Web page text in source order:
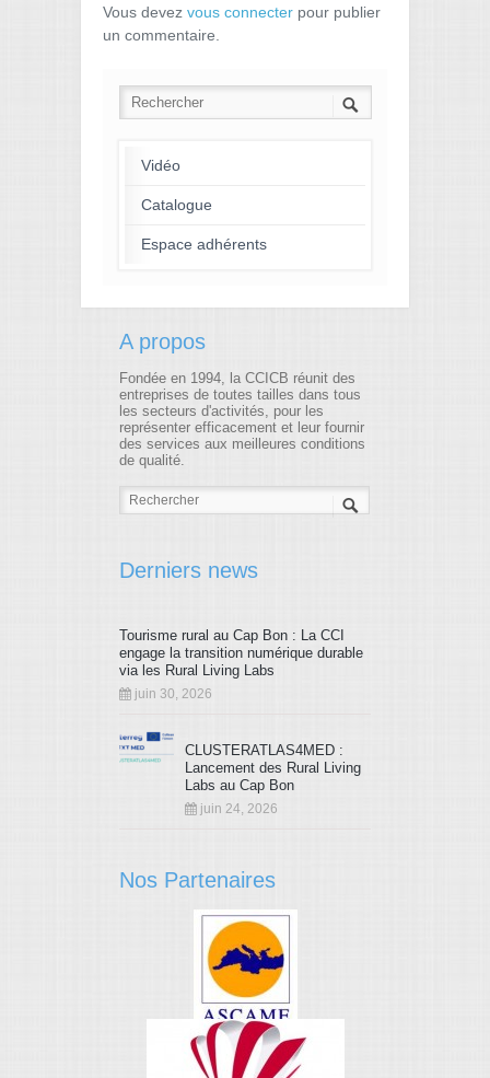
Vous devez vous connecter pour publier
un commentaire.
Vidéo
Catalogue
Espace adhérents
A propos
Fondée en 1994, la CCICB réunit des
entreprises de toutes tailles dans tous
les secteurs d'activités, pour les
représenter efficacement et leur fournir
des services aux meilleures conditions
de qualité.
Derniers news
Tourisme rural au Cap Bon : La CCI
engage la transition numérique durable
via les Rural Living Labs
juin 30, 2026
CLUSTERATLAS4MED :
Lancement des Rural Living
Labs au Cap Bon
juin 24, 2026
Nos Partenaires